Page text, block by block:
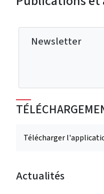
Newsletter
Télécharger
Actualités